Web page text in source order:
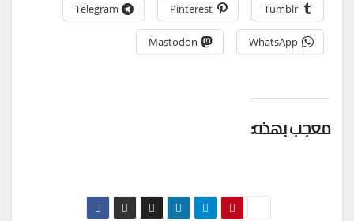
Tumblr
Pinterest
Telegram
WhatsApp
Mastodon
معجب بهذه: